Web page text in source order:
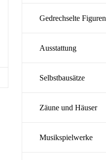
Gedrechselte Figuren
Ausstattung
Selbstbausätze
Zäune und Häuser
Musikspielwerke